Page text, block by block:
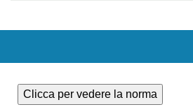
Clicca per vedere la norma